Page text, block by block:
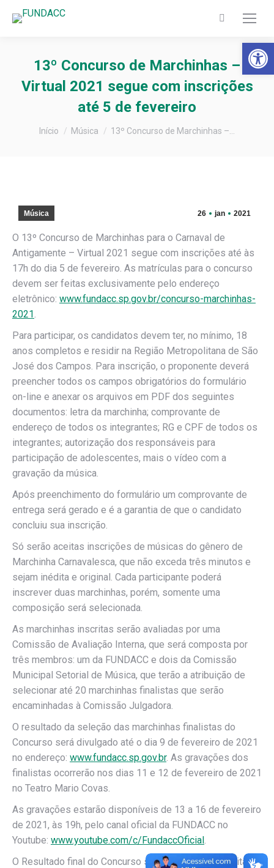
Barra de
Search:
13º Concurso de Marchinhas –
Virtual 2021 segue com inscrições
até 5 de fevereiro
Você está aqui:
Início Música 13º Concurso de Marchinhas –…
26 jan 2021
Música
O 13º Concurso de Marchinhas para o Carnaval de
Antigamente – Virtual 2021 segue com inscrições até às
17h do dia 5 de fevereiro. As matrículas para o concurso
devem ser feitas exclusivamente pelo endereço
eletrônico: www.fundacc.sp.gov.br/concurso-marchinhas-
2021.
Para participar, os candidatos devem ter, no mínimo, 18
anos completos e residir na Região Metropolitana de São
José dos Campos. Para inscrição, o proponente deverá
preencher todos os campos obrigatórios do formulário
on-line e anexar os arquivos em PDF dos seguintes
documentos: letra da marchinha; comprovante de
endereço de todos os integrantes; RG e CPF de todos os
integrantes; autorização dos responsáveis para
participação de adolescentes, mais o vídeo com a
gravação da música.
Após preenchimento do formulário um comprovante de
entrega será gerado e é a garantia de que o candidato
concluiu sua inscrição.
Só serão aceitas inscrições de músicas do gênero de
Marchinha Carnavalesca, que não exceda três minutos e
sejam inédita e original. Cada participante poderá
inscrever duas marchinhas, porém, somente uma
composição será selecionada.
As marchinhas inscritas serão avaliadas por uma
Comissão de Avaliação Interna, que será composta por
três membros: um da FUNDACC e dois da Comissão
Municipal Setorial de Música, que terão a atribuição de
selecionar até 20 marchinhas finalistas que serão
encaminhadas à Comissão Julgadora.
O resultado da seleção das marchinhas finalistas do
Concurso será divulgado até o dia 9 de fevereiro de 2021
no endereço: www.fundacc.sp.gov.br. As gravações dos
finalistas ocorrerão nos dias 11 e 12 de fevereiro de 2021
no Teatro Mario Covas.
As gravações estarão disponíveis de 13 a 16 de fevereiro
de 2021, às 19h, pelo canal oficial da FUNDACC no
Youtube: www.youtube.com/c/FundaccOficial.
O Resultado final do Concurso será divulgado por Edital,